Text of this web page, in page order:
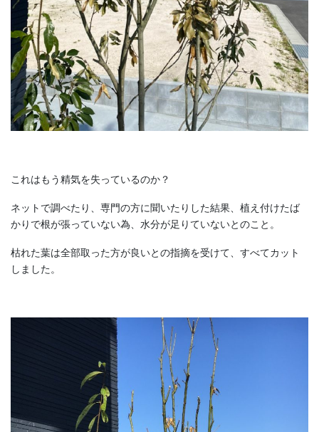
これはもう精気を失っているのか？
ネットで調べたり、専門の方に聞いたりした結果、植え付けたば
かりで根が張っていない為、水分が足りていないとのこと。
枯れた葉は全部取った方が良いとの指摘を受けて、すべてカット
しました。